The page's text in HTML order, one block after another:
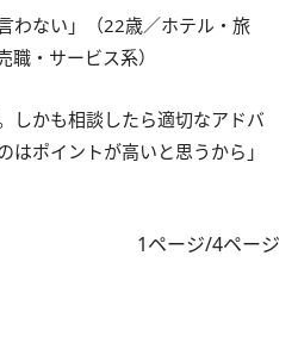
わない」（22歳／ホテル・旅
・サービス系）
しかも相談したら適切なアドバ
はポイントが高いと思うから」
1ページ/4ページ